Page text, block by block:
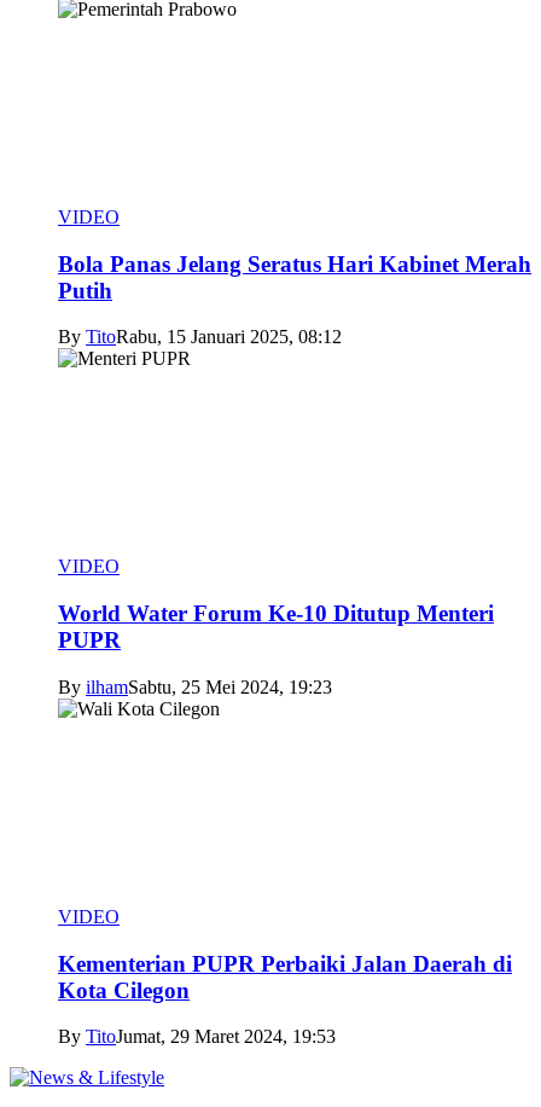
VIDEO
Bola Panas Jelang Seratus Hari Kabinet Merah
Putih
By TitoRabu, 15 Januari 2025, 08:12
VIDEO
World Water Forum Ke-10 Ditutup Menteri
PUPR
By ilhamSabtu, 25 Mei 2024, 19:23
VIDEO
Kementerian PUPR Perbaiki Jalan Daerah di
Kota Cilegon
By TitoJumat, 29 Maret 2024, 19:53